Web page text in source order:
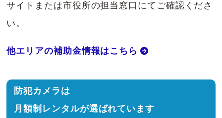
サイトまたは市役所の担当窓口にてご確認くださ
い。
他エリアの補助金情報はこちら
防犯カメラは
月額制レンタルが選ばれています